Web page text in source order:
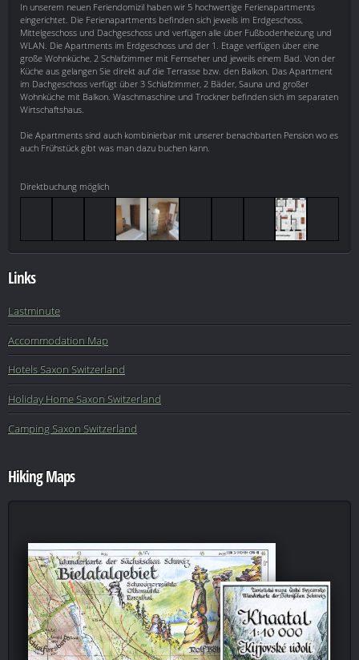
In unserem neuen Feriendomizil haben wir 5 hochwertige Ferienapartments
eingerichtet. Die Ferienapartments befinden sich jeweils im Erdgeschoss,
Mittelgeschoss und Dachgeschoss und verfügen alle über Fußbodenheizung und
WLAN. Die Apartments im Erdgeschoss und der 1. Etage verfügen über eine
große Wohnküche, 2 Schlafzimmer mit Fernseher und jeweils einem Bad. Von der
Küche aus gelangen Sie direkt auf die Terrasse bzw. den Balkon. Das Apartment
im Dachgeschoss verfügt über 3 Schlafzimmer, 2 Bäder, Sauna und großer
Wohnküche mit Balkon. Waschmaschine und Trockner befinden sich im separaten
Wirtschaftshaus.
Die Apartments sind auch kombinierbar mit unserer benachbarten Pension wo es
auch Frühstück gibt was man dazu buchen kann.
Direktbuchung möglich
Links
Lastminute
Accommodation Map
Hotels Saxon Switzerland
Holiday Home Saxon Switzerland
Camping Saxon Switzerland
Hiking Maps